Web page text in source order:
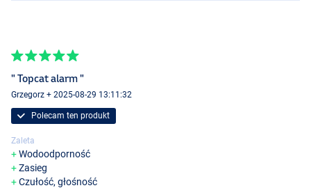
Sygnalizator Niebieski
" Topcat alarm "
Grzegorz + 2025-08-29 13:11:32
Polecam ten produkt
Zaleta
Wodoodporność
Zasieg
Czułość, głośność